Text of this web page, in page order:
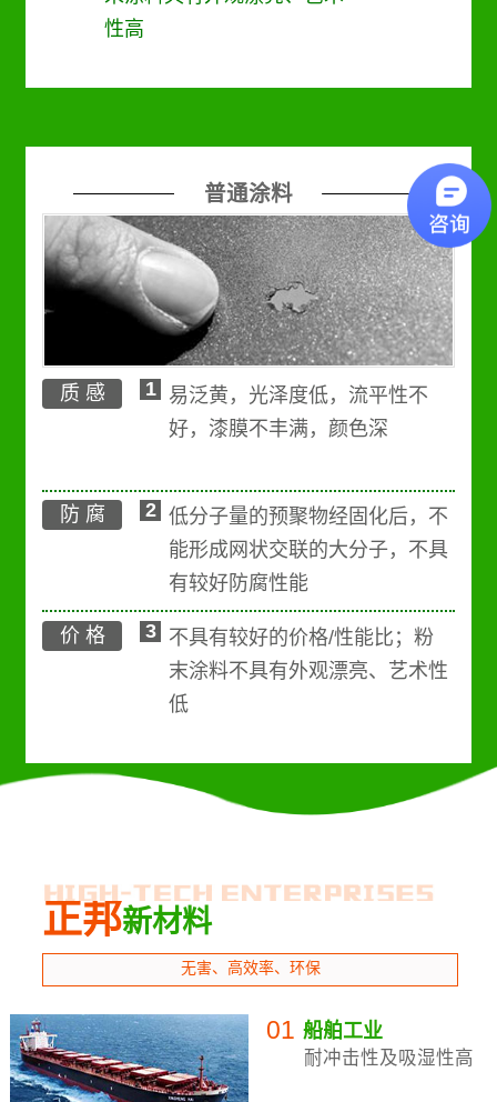
性高
普通涂料
质 感 1
易泛黄，光泽度低，流平性不
好，漆膜不丰满，颜色深
防 腐 2 低分子量的预聚物经固化后，不
能形成网状交联的大分子，不具
有较好防腐性能
价 格 3
不具有较好的价格/性能比；粉
末涂料不具有外观漂亮、艺术性
低
正邦新材料
无害、高效率、环保
01 船舶工业
耐冲击性及吸湿性高